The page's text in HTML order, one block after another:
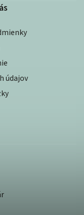
údajov